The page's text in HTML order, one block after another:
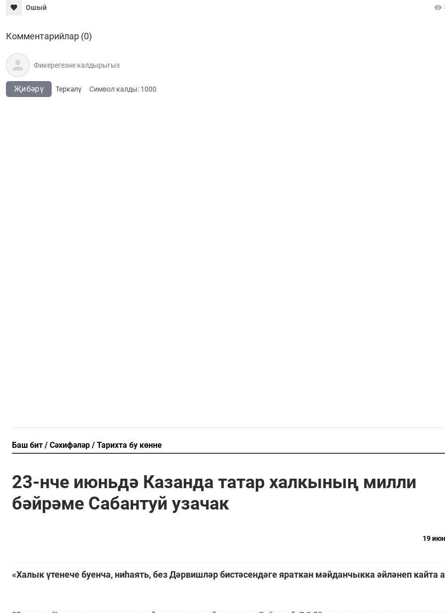
Ошый
Комментарийлар (0)
Җибәрү Теркәлү Cимвол калды: 1000
Баш бит Сәхифәләр Тарихта бу көнне
23-нче июньдә Казанда татар халкының милли
бәйрәме Сабантуй узачак
19
«Халык үтенече буенча, ниһаять, без Дәрвишләр бистәсендәге яраткан мәйданчыкка әйләнеп кайта